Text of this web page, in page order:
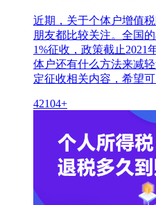
近期，关于个体户增值
朋友都比较关注。全国
1%征收，政策截止2021
体户还有什么方法来减
定征收相关内容，希望可
42104+